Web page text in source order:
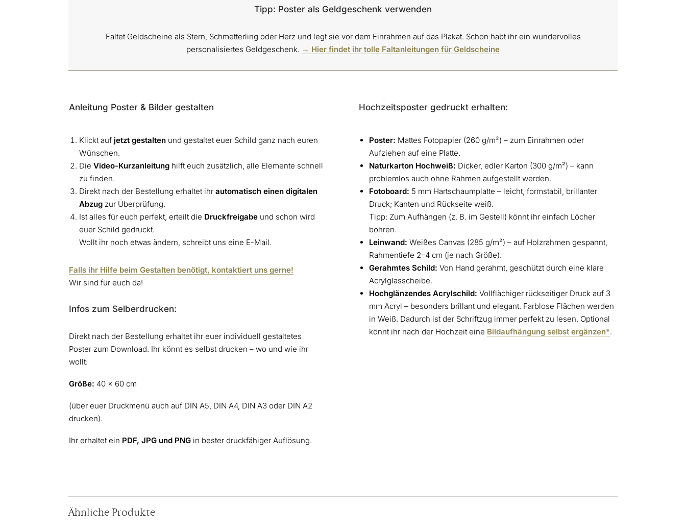
Tipp: Poster als Geldgeschenk verwenden
Faltet Geldscheine als Stern, Schmetterling oder Herz und legt sie vor dem Einrahmen auf das Plakat. Schon habt ihr ein wundervolles
personalisiertes Geldgeschenk. → Hier findet ihr tolle Faltanleitungen für Geldscheine
Hochzeitsposter gedruckt erhalten:
Poster: Mattes Fotopapier (260 g/m²) – zum Einrahmen oder
Aufziehen auf eine Platte.
Naturkarton Hochweiß: Dicker, edler Karton (300 g/m²) – kann
problemlos auch ohne Rahmen aufgestellt werden.
Fotoboard: 5 mm Hartschaumplatte – leicht, formstabil, brillanter
Druck; Kanten und Rückseite weiß.
Tipp: Zum Aufhängen (z. B. im Gestell) könnt ihr einfach Löcher
bohren.
Leinwand: Weißes Canvas (285 g/m²) – auf Holzrahmen gespannt,
Rahmentiefe 2–4 cm (je nach Größe).
Gerahmtes Schild: Von Hand gerahmt, geschützt durch eine klare
Acrylglasscheibe.
Hochglänzendes Acrylschild: Vollflächiger rückseitiger Druck auf 3
mm Acryl – besonders brillant und elegant. Farblose Flächen werden
in Weiß. Dadurch ist der Schriftzug immer perfekt zu lesen. Optional
könnt ihr nach der Hochzeit eine Bildaufhängung selbst ergänzen*.
Anleitung Poster & Bilder gestalten
Klickt auf jetzt gestalten und gestaltet euer Schild ganz nach euren
Wünschen.
Die Video-Kurzanleitung hilft euch zusätzlich, alle Elemente schnell
zu finden.
Direkt nach der Bestellung erhaltet ihr automatisch einen digitalen
Abzug zur Überprüfung.
Ist alles für euch perfekt, erteilt die Druckfreigabe und schon wird
euer Schild gedruckt.
Wollt ihr noch etwas ändern, schreibt uns eine E-Mail.
Falls ihr Hilfe beim Gestalten benötigt, kontaktiert uns gerne!
Wir sind für euch da!
Infos zum Selberdrucken:
Direkt nach der Bestellung erhaltet ihr euer individuell gestaltetes
Poster zum Download. Ihr könnt es selbst drucken – wo und wie ihr
wollt:
Größe: 40 x 60 cm
(über euer Druckmenü auch auf DIN A5, DIN A4, DIN A3 oder DIN A2
drucken).
Ihr erhaltet ein PDF, JPG und PNG in bester druckfähiger Auflösung.
Ähnliche Produkte